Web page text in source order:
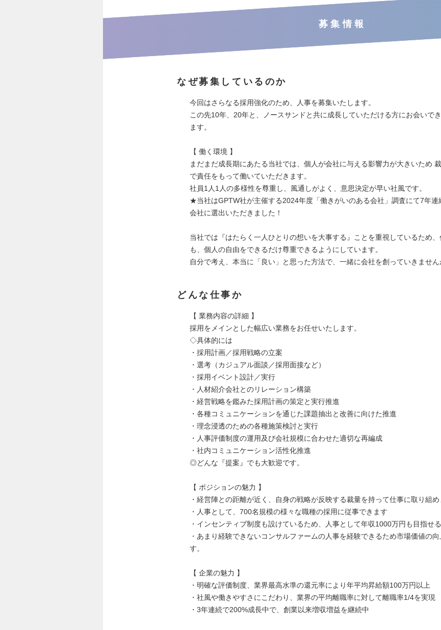
募集情報
なぜ募集しているのか
今回はさらなる採用強化のため、人事を募集いたします。
この先10年、20年と、ノースサンドと共に成長していただける方にお会いで
ます。
【 働く環境 】
まだまだ成長期にあたる当社では、個人が会社に与える影響力が大きいため
で責任をもって働いていただきます。
社員1人1人の多様性を尊重し、風通しがよく、意思決定が早い社風です。
★当社はGPTW社が主催する2024年度「働きがいのある会社」調査にて7年連
会社に選出いただきました！
当社では『はたらく一人ひとりの想いを大事する』ことを重視しているため
も、個人の自由をできるだけ尊重できるようにしています。
自分で考え、本当に「良い」と思った方法で、一緒に会社を創っていきません
どんな仕事か
【 業務内容の詳細 】
採用をメインとした幅広い業務をお任せいたします。
◇具体的には
・採⽤計画／採⽤戦略の⽴案
・選考（カジュアル⾯談／採⽤⾯接など）
・採⽤イベント設計／実⾏
・⼈材紹介会社とのリレーション構築
・経営戦略を鑑みた採⽤計画の策定と実⾏推進
・各種コミュニケーションを通じた課題抽出と改善に向けた推進
・理念浸透のための各種施策検討と実⾏
・⼈事評価制度の運⽤及び会社規模に合わせた適切な再編成
・社内コミュニケーション活性化推進
◎どんな『提案』でも大歓迎です。
【 ポジションの魅力 】
・経営陣との距離が近く、自身の戦略が反映する裁量を持って仕事に取り組め
・人事として、700名規模の様々な職種の採用に従事できます
・インセンティブ制度も設けているため、人事として年収1000万円も目指せる
・あまり経験できないコンサルファームの人事を経験できるため市場価値の向
す。
【 企業の魅力 】
・明確な評価制度、業界最高水準の還元率により年平均昇給額100万円以上
・社風や働きやすさにこだわり、業界の平均離職率に対して離職率1/4を実現
・3年連続で200%成長中で、創業以来増収増益を継続中